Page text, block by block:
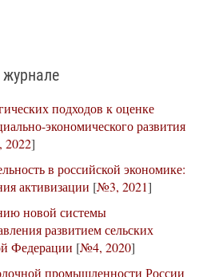
подходов к оценке
экономического развития
]
в российской экономике:
активизации [№3, 2021]
новой системы
развитием сельских
Федерации [№4, 2020]
промышленности России